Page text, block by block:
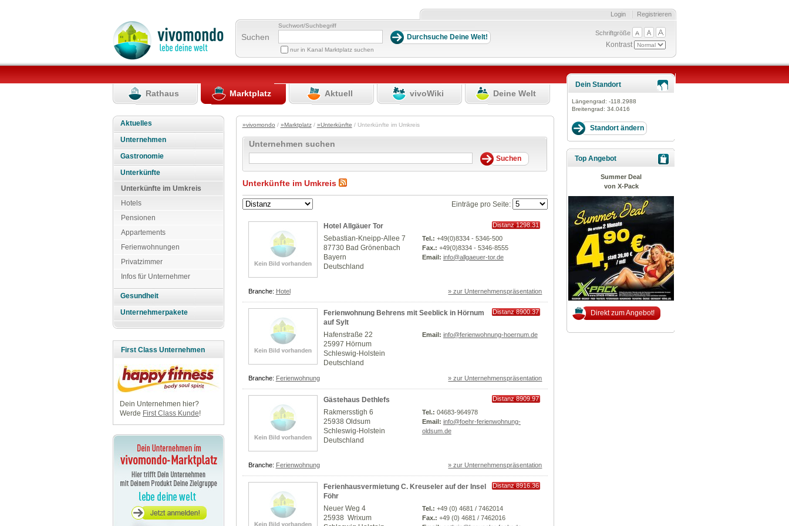
Registrieren
Login
Suchen
Suchwort/Suchbegriff
nur in Kanal Marktplatz suchen
Schriftgröße
Kontrast
Rathaus Marktplatz Aktuell vivoWiki Deine Welt
Aktuelles
Unternehmen
Gastronomie
Unterkünfte
Unterkünfte im Umkreis
Hotels
Pensionen
Appartements
Ferienwohnungen
Privatzimmer
Infos für Unternehmer
Gesundheit
Unternehmerpakete
First Class Unternehmen
Dein Unternehmen hier?
Werde First Class Kunde!
»vivomondo / »Marktplatz/ »Unterkünfte / Unterkünfte im Umkreis
Unternehmen suchen
Unterkünfte im Umkreis
Einträge pro Seite:
Hotel Allgäuer Tor
Distanz 1298.31
Sebastian-Kneipp-Allee 7
87730 Bad Grönenbach
Bayern
Deutschland
Tel.: +49(0)8334 - 5346-500
Fax.: +49(0)8334 - 5346-8555
Email: info@allgaeuer-tor.de
Branche: Hotel » zur Unternehmenspräsentation
Ferienwohnung Behrens mit Seeblick in Hörnum
auf Sylt
Distanz 8900.37
Hafenstraße 22
25997 Hörnum
Schleswig-Holstein
Deutschland
Email: info@ferienwohnung-hoernum.de
Branche: Ferienwohnung » zur Unternehmenspräsentation
Gästehaus Dethlefs
Distanz 8909.97
Rakmersstigh 6
25938 Oldsum
Schleswig-Holstein
Deutschland
Tel.: 04683-964978
Email: info@foehr-ferienwohnung-
oldsum.de
Branche: Ferienwohnung » zur Unternehmenspräsentation
Ferienhausvermietung C. Kreuseler auf der Insel
Föhr
Distanz 8916.36
Neuer Weg 4
25938 Wrixum
Tel.: +49 (0) 4681 / 7462014
Fax.: +49 (0) 4681 / 7462016
Dein Standort
Längengrad: -118.2988
Breitengrad: 34.0416
Top Angebot
Summer Deal
von X-Pack
Direkt zum Angebot!